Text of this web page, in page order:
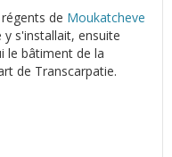
de Moukatcheve
y s'installait, ensuite
le bâtiment de la
de Transcarpatie.